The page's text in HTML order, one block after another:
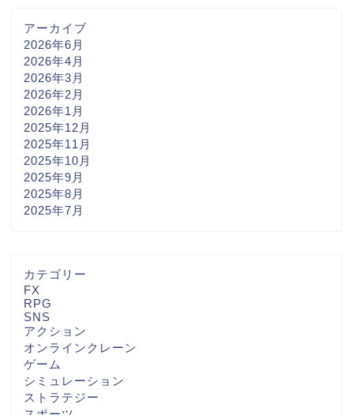
アーカイブ
2026年6月
2026年4月
2026年3月
2026年2月
2026年1月
2025年12月
2025年11月
2025年10月
2025年9月
2025年8月
2025年7月
カテゴリー
FX
RPG
SNS
アクション
オンラインクレーン
ゲーム
シミュレーション
ストラテジー